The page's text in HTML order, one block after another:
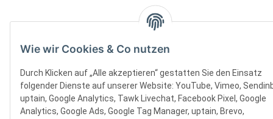
Wie wir Cookies & Co nutzen
Durch Klicken auf „Alle akzeptieren“ gestatten Sie den Einsatz
folgender Dienste auf unserer Website: YouTube, Vimeo,
uptain, Google Analytics, Tawk Livechat, Facebook Pixel, Google
Analytics, Google Ads, Google Tag Manager, uptain, Brevo,